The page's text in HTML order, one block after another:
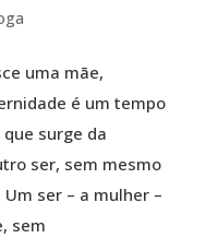
uma mãe,
é um tempo
surge da
ser, sem mesmo
ser – a mulher –
sem